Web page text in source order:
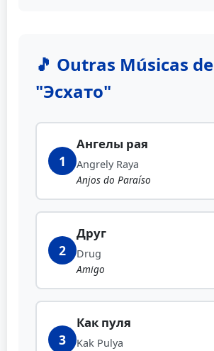
🎵 Outras Músicas de
"Эсхато"
1
Ангелы рая
Angrely Raya
Anjos do Paraíso
2
Друг
Drug
Amigo
3
Как пуля
Kak Pulya